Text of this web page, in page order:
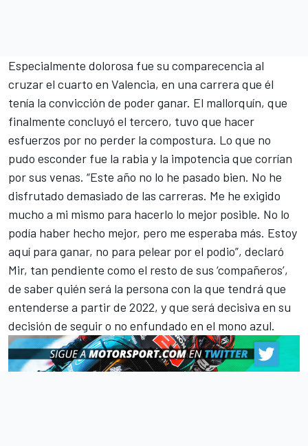
Especialmente dolorosa fue su comparecencia al
cruzar el cuarto en Valencia, en una carrera que él
tenía la convicción de poder ganar. El mallorquín, que
finalmente concluyó el tercero, tuvo que hacer
esfuerzos por no perder la compostura. Lo que no
pudo esconder fue la rabia y la impotencia que corrían
por sus venas. “Este año no lo he pasado bien. No he
disfrutado demasiado de las carreras. Me he exigido
mucho a mi mismo para hacerlo lo mejor posible. No lo
podía haber hecho mejor, pero me esperaba más. Estoy
aquí para ganar, no para pelear por el podio”, declaró
Mir, tan pendiente como el resto de sus ‘compañeros’,
de saber quién será la persona con la que tendrá que
entenderse a partir de 2022, y que será decisiva en su
decisión de seguir o no enfundado en el mono azul.